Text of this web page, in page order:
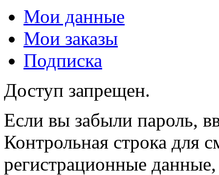
Мои данные
Мои заказы
Подписка
Доступ запрещен.
Если вы забыли пароль,
Контрольная строка для
регистрационные